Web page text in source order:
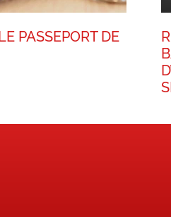
PASSEPORT DE